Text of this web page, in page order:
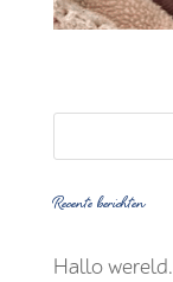
Recente berichten
Hallo wereld.